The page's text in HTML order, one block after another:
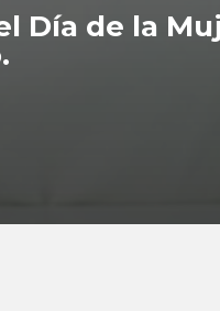
Día de la